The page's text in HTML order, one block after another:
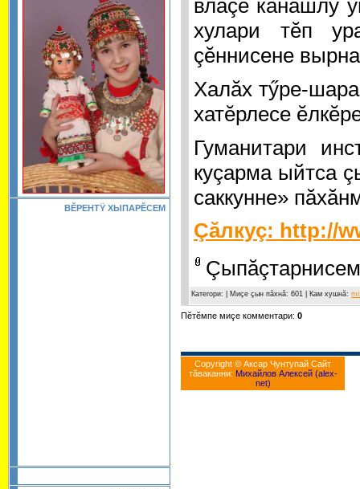
ВĔРЕНТŸ ХЫПАРĔСЕМ
влаçĕ канашлу
хулари тĕп
çĕннисене
Халăх тӳре-
хатĕрлесе
Гуманитари
куçарма ыйтса
саккунне»
Çăлкуç: http://
Категори: | Миçе çын пăхнă: 601 | Кам хушнă:
Пĕтĕмпе миçе комментари: 0
Copyright © Аксар Чунтупай Cайт
тăваканни: Михайлов Алексей (alex-
net)